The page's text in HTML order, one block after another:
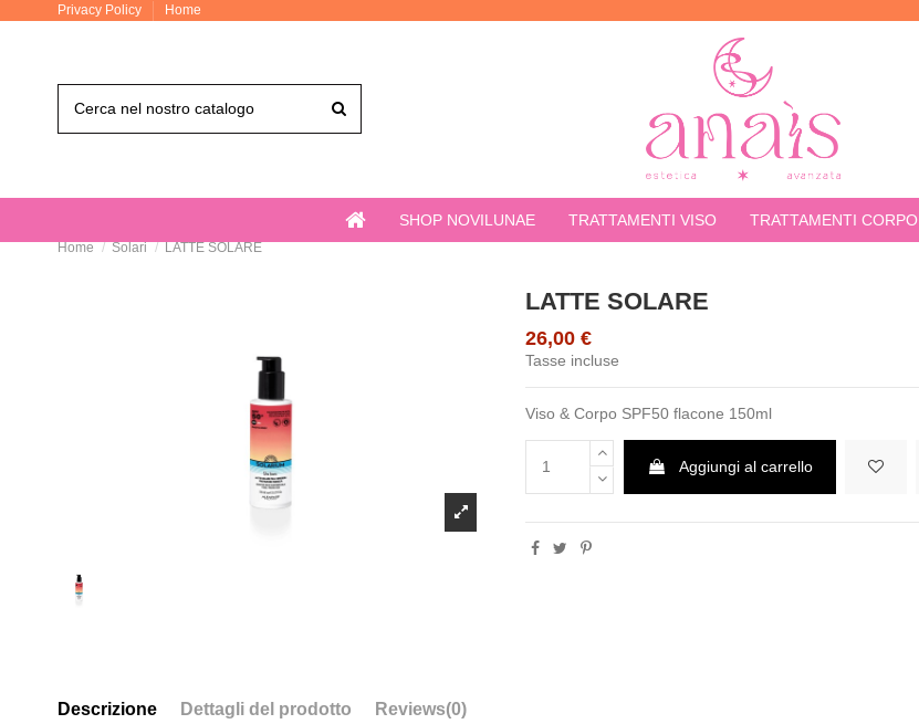
Privacy Policy Home
SHOP NOVILUNAE TRATTAMENTI VISO TRATTAMENTI CORPO
Home Solari LATTE SOLARE
LATTE SOLARE
26,00 €
Tasse incluse
Viso & Corpo SPF50 flacone 150ml
Aggiungi al carrello
Descrizione Dettagli del prodotto Reviews(0)